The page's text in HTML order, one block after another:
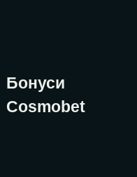
Бонуси
Cosmobet